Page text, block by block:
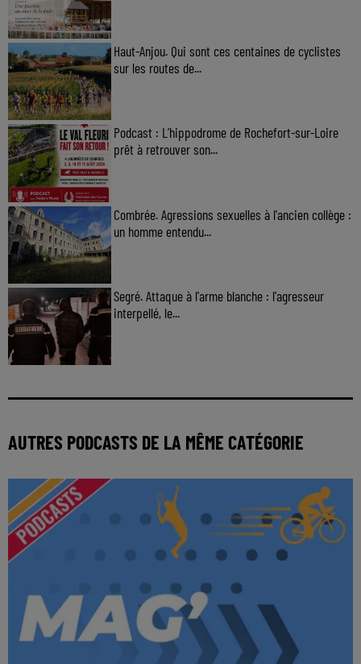
Haut-Anjou. Qui sont ces centaines de cyclistes
sur les routes de...
Podcast : L’hippodrome de Rochefort-sur-Loire
prêt à retrouver son...
Combrée. Agressions sexuelles à l'ancien collège :
un homme entendu...
Segré. Attaque à l'arme blanche : l'agresseur
interpellé, le...
AUTRES PODCASTS DE LA MÊME CATÉGORIE